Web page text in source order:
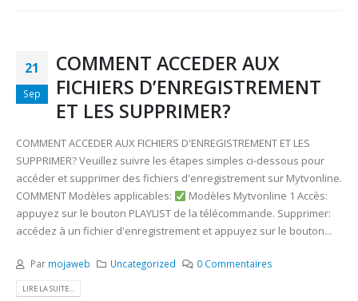
21
Sep
COMMENT ACCEDER AUX
FICHIERS D’ENREGISTREMENT
ET LES SUPPRIMER?
COMMENT ACCEDER AUX FICHIERS D'ENREGISTREMENT ET LES
SUPPRIMER? Veuillez suivre les étapes simples ci-dessous pour
accéder et supprimer des fichiers d'enregistrement sur Mytvonline.
COMMENT Modèles applicables:
Modèles Mytvonline 1 Accès:
appuyez sur le bouton PLAYLIST de la télécommande. Supprimer:
accédez à un fichier d'enregistrement et appuyez sur le bouton...
Par mojaweb Uncategorized 0 Commentaires
LIRE LA SUITE...